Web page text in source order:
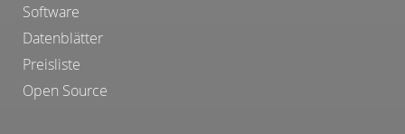
Software
Datenblätter
Preisliste
Open Source